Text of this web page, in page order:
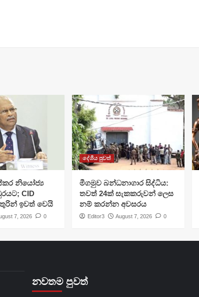
නියෝජ්‍ය
CID
ඉවත් වෙයි
7, 2026 0
දේශීය පුවත්
මීගමුව බන්ධනාගාර සිද්ධිය:
තවත් 24ක් සැකකරුවන් ලෙස
නම් කරන්න අවසරය
Editor3 August 7, 2026 0
නවතම පුවත්